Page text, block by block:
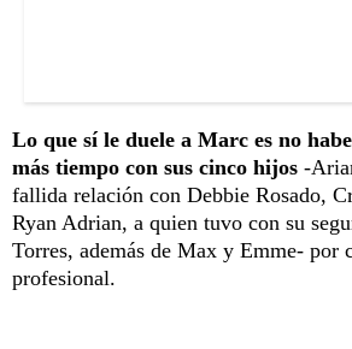
Lo que sí le duele a Marc es no
más tiempo con sus cinco hijos -
fallida relación con Debbie Rosado,
Ryan Adrian, a quien tuvo con su
Torres, además de Max y Emme- por
profesional.